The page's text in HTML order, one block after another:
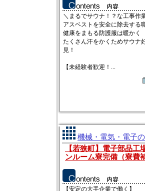
＼まるでサウナ！？な工事作
アスベストを安全に除去する
健康をまもる防護服は暖かく
たくさん汗をかくためサウナ
見！
【未経験者歓迎！...
機械・電気・電子
【若狭町】電子部品
ンルーム寮完備（寮
【安定の大手企業で働く】